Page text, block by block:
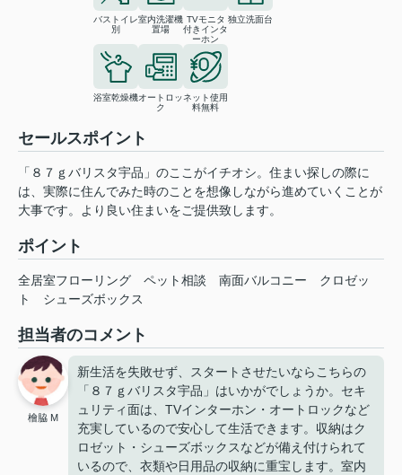
バストイレ
別
室内洗濯機
置場
TVモニタ
付きインタ
ーホン
独立洗面台
浴室乾燥機オートロッ
ク
ネット使用
料無料
セールスポイント
「８７ｇバリスタ宇品」のここがイチオシ。住まい探しの際に
は、実際に住んでみた時のことを想像しながら進めていくことが
大事です。より良い住まいをご提供致します。
ポイント
全居室フローリング ペット相談 南面バルコニー
クロゼッ
ト
シューズボックス
担当者のコメント
檜脇 M
新生活を失敗せず、スタートさせたいならこちらの
「８７ｇバリスタ宇品」はいかがでしょうか。セキ
ュリティ面は、TVインターホン・オートロックなど
充実しているので安心して生活できます。収納はク
ロゼット・シューズボックスなどが備え付けられて
いるので、衣類や日用品の収納に重宝します。室内